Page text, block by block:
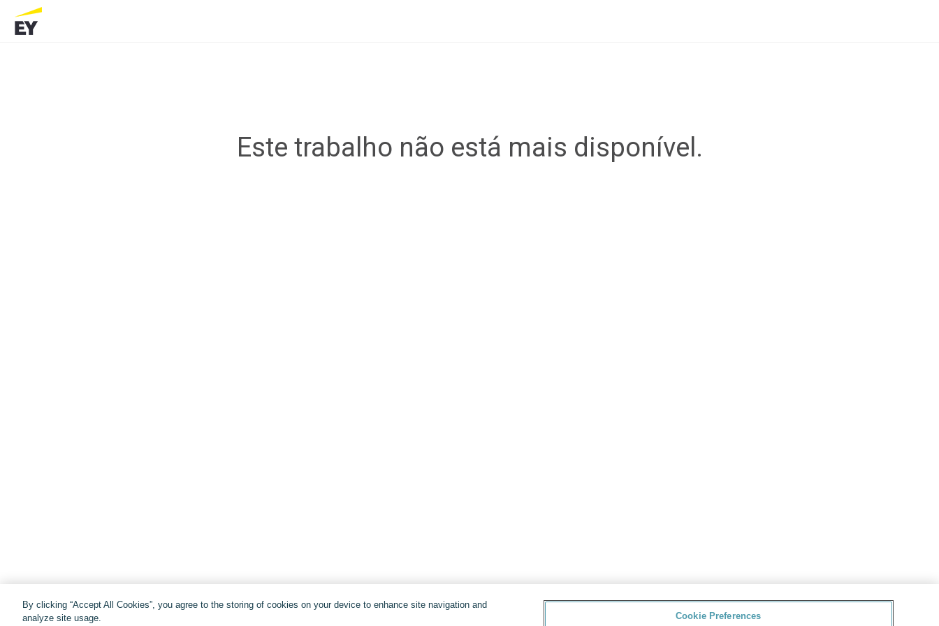
Este trabalho não está mais disponível.
By clicking “Accept All Cookies”, you agree to the storing of cookies on your device to enhance site navigation and
analyze site usage.
Cookie Preferences